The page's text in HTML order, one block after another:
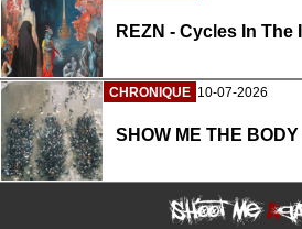
REZN - Cycles In The
CHRONIQUE 10-07-2026
SHOW ME THE